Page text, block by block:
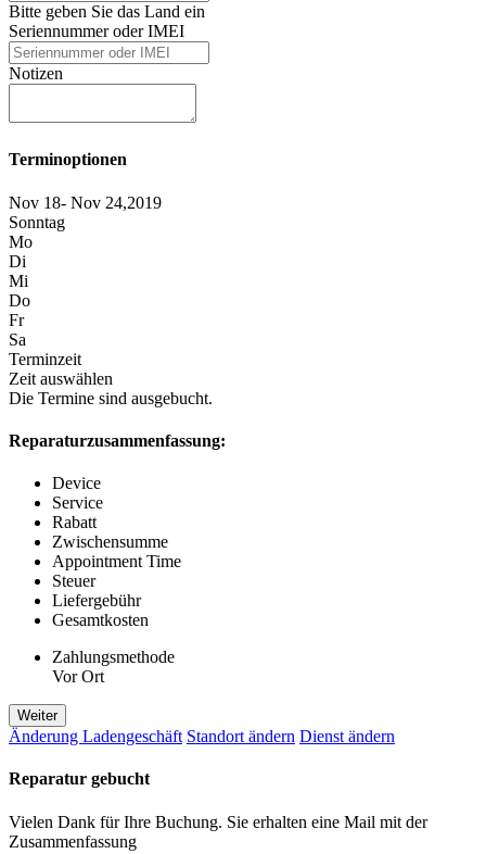
Bitte geben Sie das Land ein
Seriennummer oder IMEI
Notizen
Terminoptionen
Nov 18- Nov 24,2019
Sonntag
Mo
Di
Mi
Do
Fr
Sa
Terminzeit
Zeit auswählen
Die Termine sind ausgebucht.
Reparaturzusammenfassung:
Device
Service
Rabatt
Zwischensumme
Appointment Time
Steuer
Liefergebühr
Gesamtkosten
Zahlungsmethode
Vor Ort
Weiter
Änderung Ladengeschäft Standort ändern Dienst ändern
Reparatur gebucht
Vielen Dank für Ihre Buchung. Sie erhalten eine Mail mit der
Zusammenfassung